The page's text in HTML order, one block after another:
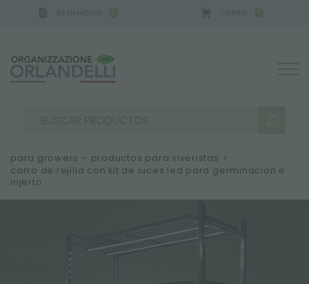
0 0
para growers – productos para viveristas >
carro de rejilla con kit de luces led para germinación e
injerto